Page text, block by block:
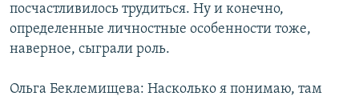
посчастливилось трудиться. Ну и конечно,
определенные личностные особенности тоже,
наверное, сыграли роль.
Ольга Беклемищева: Насколько я понимаю, там